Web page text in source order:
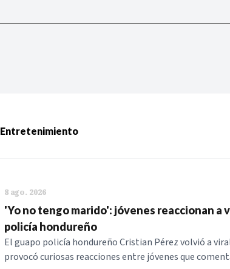
SERIES
Entretenimiento
8 ago. 2026
'Yo no tengo marido': jóvenes reaccionan a
policía hondureño
El guapo policía hondureño Cristian Pérez volvió a
provocó curiosas reacciones entre jóvenes que